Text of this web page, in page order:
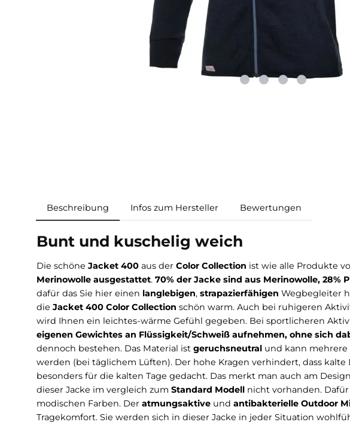
Beschreibung Infos zum Hersteller Bewertungen
Bunt und kuschelig weich
Die schöneJacket 400aus derColor Collectionist wie alle
Merinowolle ausgestattet .70% der Jacke sind aus
dafür das Sie hier einenlanglebigen , strapazierfähigen
die
Jacket 400 Color Collectionschön warm. Auch bei
wird Ihnen ein leichtes-wärme Gefühl gegeben. Bei
eigenen Gewichtes an Flüssigkeit/Schweiß aufnehmen,